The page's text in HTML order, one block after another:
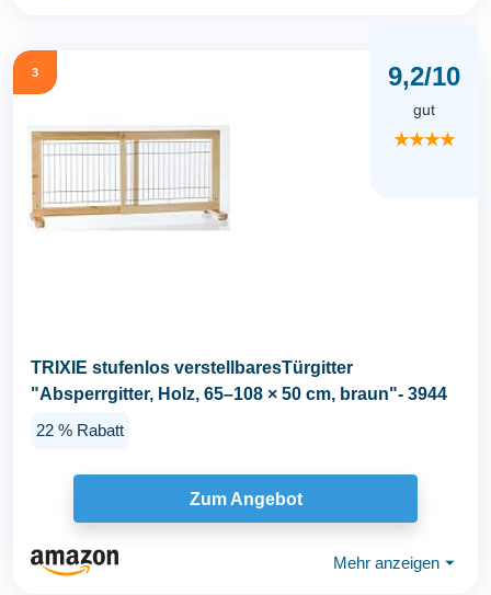
3 9,2/10
gut
★★★★
TRIXIE stufenlos verstellbaresTürgitter
"Absperrgitter, Holz, 65–108 × 50 cm, braun"- 3944
22 % Rabatt
Zum Angebot
Mehr anzeigen ⏷